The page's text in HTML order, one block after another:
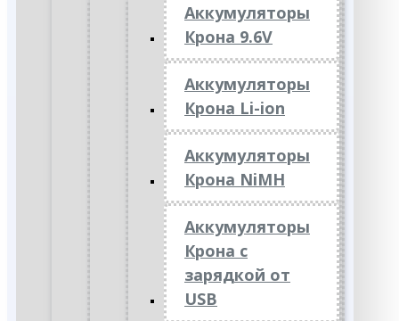
Аккумуляторы
Крона 9.6V
Аккумуляторы
Крона Li-ion
Аккумуляторы
Крона NiMH
Аккумуляторы
Крона с
зарядкой от
USB